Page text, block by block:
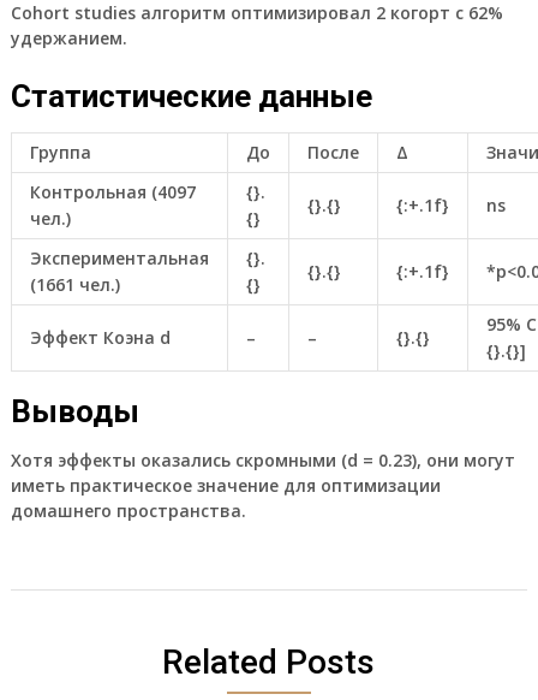
Cohort studies алгоритм оптимизировал 2 когорт с 62%
удержанием.
Статистические данные
Группа До После Δ
Контрольная (4097
чел.)
{}.
{}
{}.{} {:+.1f} ns
Экспериментальная
(1661 чел.)
{}.
{}
{}.{} {:+.1f}
Эффект Коэна d – – {}.{}
95%
{}.{}]
Выводы
Хотя эффекты оказались скромными (d = 0.23), они могут
иметь практическое значение для оптимизации
домашнего пространства.
Related Posts